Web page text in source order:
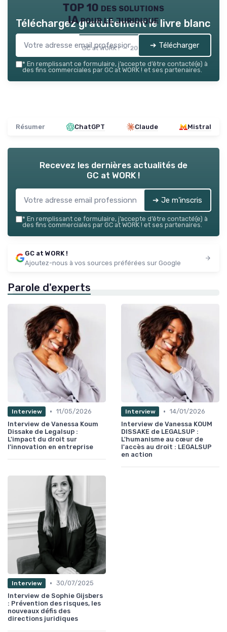
TOP 10 des solutions
IA pour le juridique
GC at WORK ! — 2026
Téléchargez gratuitement le livre blanc
➔ Télécharger
* En remplissant ce formulaire, j’accepte d’être contacté(e) à
des fins commerciales par GC at WORK ! et ses partenaires.
Résumer ChatGPT Claude Mistral
Recevez les dernières actualités de
GC at WORK !
➔ Je m'inscris
* En remplissant ce formulaire, j’accepte d’être contacté(e) à
des fins commerciales par GC at WORK ! et ses partenaires.
GC at WORK !
Ajoutez-nous à vos sources préférées sur Google
Parole d'experts
Interview • 11/05/2026
Interview de Vanessa Koum
Dissake de Legalsup :
L'impact du droit sur
l'innovation en entreprise
Interview • 14/01/2026
Interview de Vanessa KOUM
DISSAKE de LEGALSUP :
L'humanisme au cœur de
l'accès au droit : LEGALSUP
en action
Interview • 30/07/2025
Interview de Sophie Gijsbers
: Prévention des risques, les
nouveaux défis des
directions juridiques